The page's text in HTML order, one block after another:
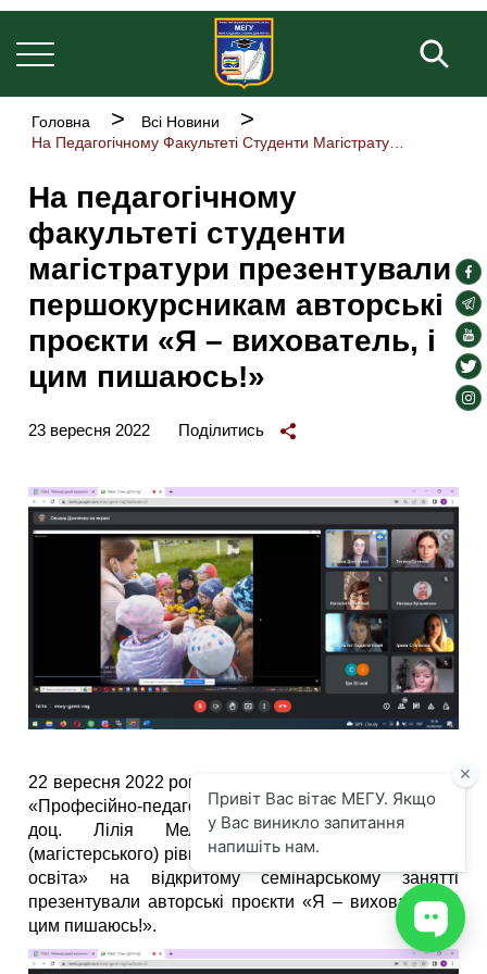
Перейти
до
основного
вмісту
Основна
Рядок
навіґації
Головна
Всі Новини
На педагогічному
факультеті студенти
магістратури презентували
першокурсникам авторські
проєкти «Я – вихователь, і
цим пишаюсь!»
23 вересня 2022 Поділитись
22 вересня 2022 року в рамках вивчення дисципліни
«Професійно-педагогічна іміджологія» (викладач –
доц. Лілія Мельничук) здобувачі другого
(магістерського) рівня спеціальності 012 «Дошкільна
освіта» на відкритому семінарському занятті
презентували авторські проєкти «Я – вихователь, і
цим пишаюсь!».